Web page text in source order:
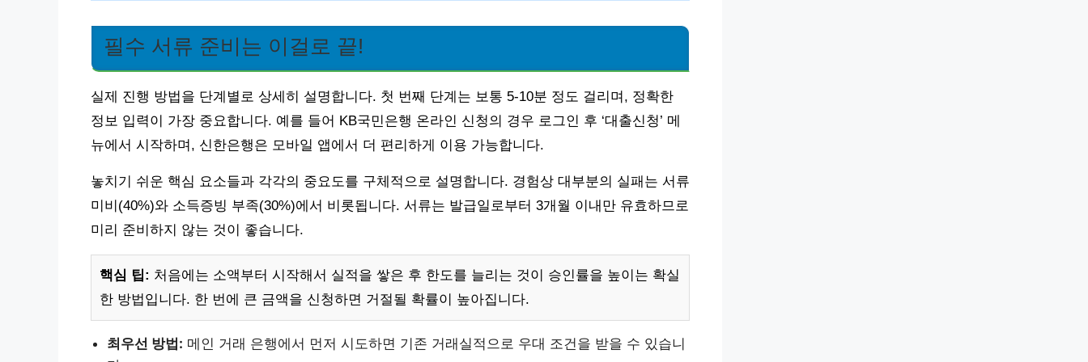
필수 서류 준비는 이걸로 끝!
실제 진행 방법을 단계별로 상세히 설명합니다. 첫 번째 단계는 보통 5-10분 정도 걸리며, 정확한
정보 입력이 가장 중요합니다. 예를 들어 KB국민은행 온라인 신청의 경우 로그인 후 ‘대출신청’ 메
뉴에서 시작하며, 신한은행은 모바일 앱에서 더 편리하게 이용 가능합니다.
놓치기 쉬운 핵심 요소들과 각각의 중요도를 구체적으로 설명합니다. 경험상 대부분의 실패는 서류
미비(40%)와 소득증빙 부족(30%)에서 비롯됩니다. 서류는 발급일로부터 3개월 이내만 유효하므로
미리 준비하지 않는 것이 좋습니다.
핵심 팁: 처음에는 소액부터 시작해서 실적을 쌓은 후 한도를 늘리는 것이 승인률을 높이는 확실
한 방법입니다. 한 번에 큰 금액을 신청하면 거절될 확률이 높아집니다.
최우선 방법: 메인 거래 은행에서 먼저 시도하면 기존 거래실적으로 우대 조건을 받을 수 있습니